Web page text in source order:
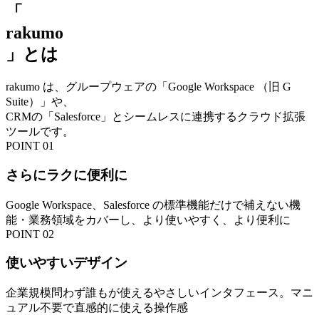
「
rakumo
」とは
rakumo は、グループウェアの「Google Workspace （旧 G
Suite）」や、
CRMの「Salesforce」とシームレスに連携するクラウド拡張
ツールです。
POINT 01
さらにラクに便利に
Google Workspace、Salesforce の標準機能だけで補えない機
能・業務領域をカバーし、より使いやすく、より便利に
POINT 02
使いやすいデザイン
企業規模問わず誰もが使えるやさしいインタフェース。マニ
ュアル不要で直感的に使える操作感